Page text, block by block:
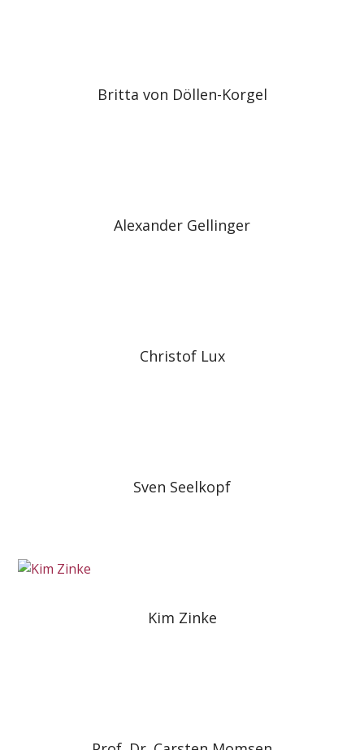
Britta von Döllen-Korgel
Alexander Gellinger
Christof Lux
Sven Seelkopf
Kim Zinke